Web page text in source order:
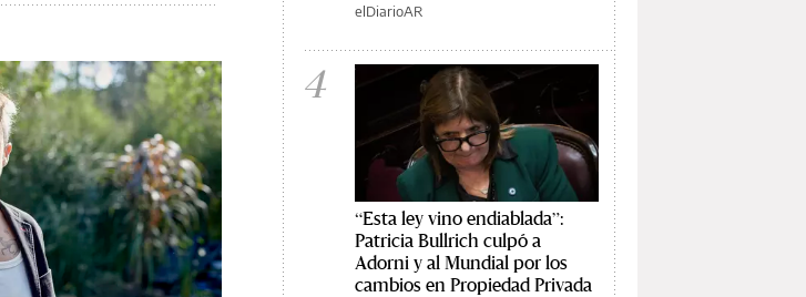
elDiarioAR
4
“Esta ley vino endiablada”:
Patricia Bullrich culpó a
Adorni y al Mundial por los
cambios en Propiedad Privada